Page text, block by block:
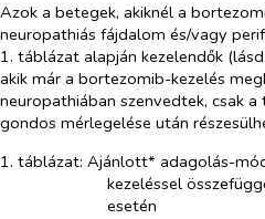
Azok a betegek, akiknél a
neuropathiás fájdalom és/vagy
1. táblázat alapján kezelendők
akik már a bortezomib-kezelés
neuropathiában szenvedtek, csak
gondos mérlegelése után
1. táblázat: Ajánlott* adagolás-
kezeléssel
esetén